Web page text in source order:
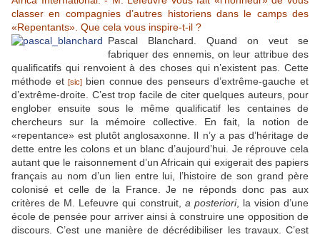
classer en compagnies d’autres historiens dans le camps des
«Repentants». Que cela vous inspire-t-il ?
Pascal Blanchard. Quand on veut se
fabriquer des ennemis, on leur attribue des
qualificatifs qui renvoient à des choses qui n’existent pas. Cette
méthode et[sic] bien connue des penseurs d’extrême-gauche et
d’extrême-droite. C’est trop facile de citer quelques auteurs, pour
englober ensuite sous le même qualificatif les centaines de
chercheurs sur la mémoire collective. En fait, la notion de
«repentance» est plutôt anglosaxonne. Il n’y a pas d’héritage de
dette entre les colons et un blanc d’aujourd’hui. Je réprouve cela
autant que le raisonnement d’un Africain qui exigerait des papiers
français au nom d’un lien entre lui, l’histoire de son grand père
colonisé et celle de la France. Je ne réponds donc pas aux
critères de M. Lefeuvre qui construit, a posteriori, la vision d’une
école de pensée pour arriver ainsi à construire une opposition de
discours. C’est une manière de décrédibiliser les travaux. C’est